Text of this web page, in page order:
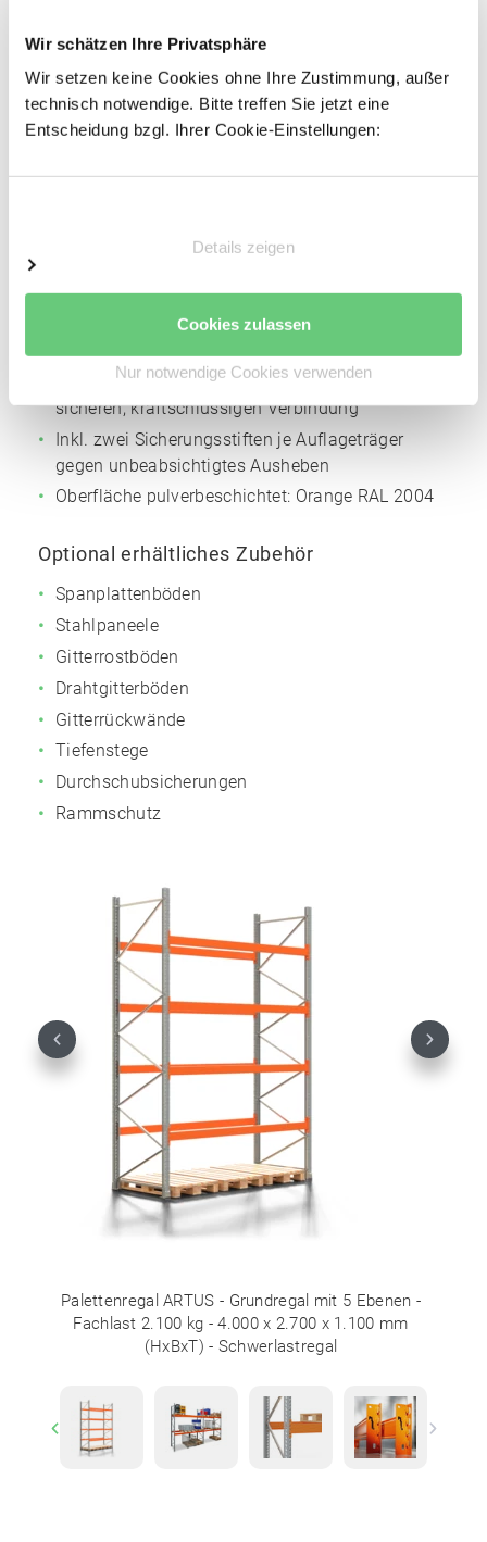
Wir schätzen Ihre Privatsphäre
Wir setzen keine Cookies ohne Ihre Zustimmung, außer
technisch notwendige. Bitte treffen Sie jetzt eine
Entscheidung bzgl. Ihrer Cookie-Einstellungen:
Details zeigen
Cookies zulassen
Nur notwendige Cookies verwenden
Omega Rahmenprofil
Profiliertes Bandstahl
Profilbreite: 85 mm
Kaltgewalztes Kastenprofil
Angeschweißte Vier-Finger-Einhängelasche zur
sicheren, kraftschlüssigen Verbindung
Inkl. zwei Sicherungsstiften je Auflageträger
gegen unbeabsichtigtes Ausheben
Oberfläche pulverbeschichtet: Orange RAL 2004
Optional erhältliches Zubehör
Spanplattenböden
Stahlpaneele
Gitterrostböden
Drahtgitterböden
Gitterrückwände
Tiefenstege
Durchschubsicherungen
Rammschutz
Palettenregal ARTUS - Grundregal mit 5 Ebenen -
Fachlast 2.100 kg - 4.000 x 2.700 x 1.100 mm
(HxBxT) - Schwerlastregal
Previous Next
Previous Next